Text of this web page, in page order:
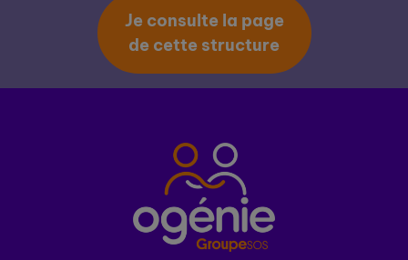
Je consulte la page
de cette structure